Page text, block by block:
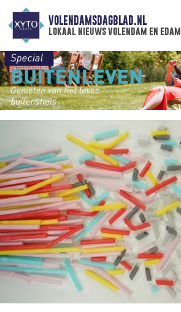
VOLENDAMSDAGBLAD.NL
lokaal nieuws volendam en edam